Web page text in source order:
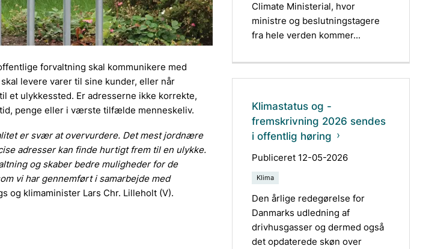
forvaltning skal kommunikere med
levere varer til sine kunder, eller når
et ulykkessted. Er adresserne ikke korrekte,
penge eller i værste tilfælde menneskeliv.
er svær at overvurdere. Det mest jordnære
adresser kan finde hurtigt frem til en ulykke.
og skaber bedre muligheder for de
vi har gennemført i samarbejde med
og klimaminister Lars Chr. Lilleholt (V).
Climate Ministerial, hvor
ministre og beslutningstagere
fra hele verden kommer...
Klimastatus og -
fremskrivning 2026 sendes
i offentlig høring
Publiceret 12-05-2026
Klima
Den årlige redegørelse for
Danmarks udledning af
drivhusgasser og dermed også
det opdaterede skøn over